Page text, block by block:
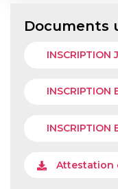
Documents
INSCRIPTION
INSCRIPTION
INSCRIPTION
Attestation